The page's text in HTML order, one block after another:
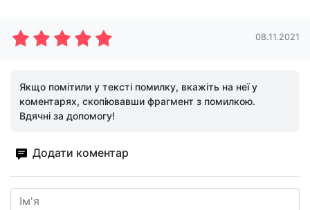
08.11.2021
Якщо помітили у тексті помилку, вкажіть на неї у
коментарях, скопіювавши фрагмент з помилкою.
Вдячні за допомогу!
Додати коментар